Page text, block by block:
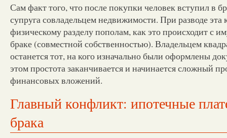
Сам факт того, что после покупки человек вступил в
супруга совладельцем недвижимости. При разводе эта
физическому разделу пополам, как это происходит с
браке (совместной собственностью). Владельцем
останется тот, на кого изначально были оформлены
этом простота заканчивается и начинается сложный
финансовых вложений.
Главный конфликт: ипотечные
брака